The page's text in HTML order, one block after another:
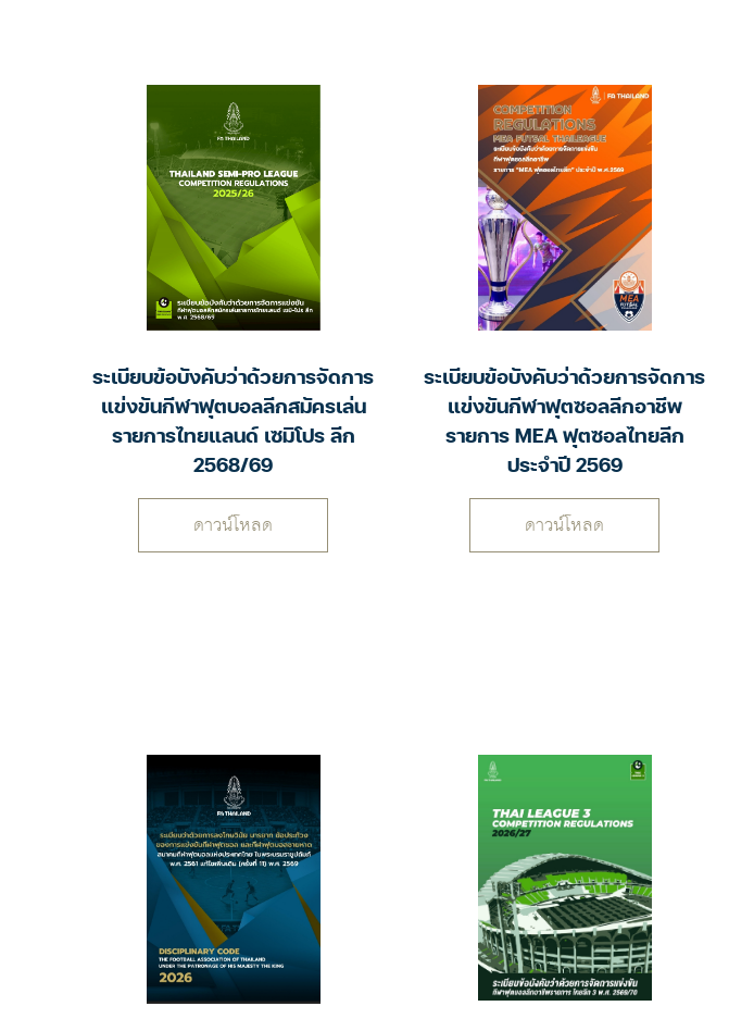
ระเบียบข้อบังคับว่าด้วยการจัดการ
แข่งขันกีฬาฟุตบอลลีกสมัครเล่น
รายการไทยแลนด์ เซมิโปร ลีก
2568/69
ดาวน์โหลด
ระเบียบข้อบังคับว่าด้วยการจัดการ
แข่งขันกีฬาฟุตซอลลีกอาชีพ
รายการ MEA ฟุตซอลไทยลีก
ประจำปี 2569
ดาวน์โหลด